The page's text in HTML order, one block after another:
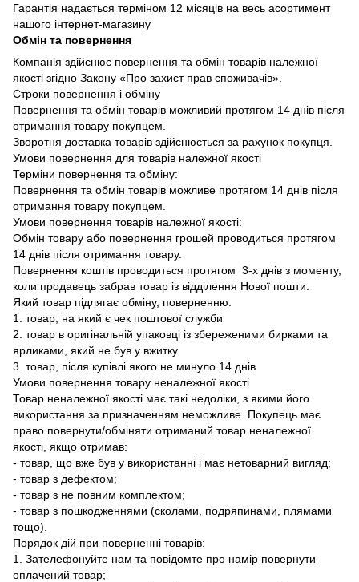
Гарантія надається терміном 12 місяців на весь асортимент
нашого інтернет-магазину
Обмін та повернення
Компанія здійснює повернення та обмін товарів належної
якості згідно Закону «Про захист прав споживачів».
Строки повернення і обміну
Повернення та обмін товарів можливий протягом 14 днів після
отримання товару покупцем.
Зворотня доставка товарів здійснюється за рахунок покупця.
Умови повернення для товарів належної якості
Терміни повернення та обміну:
Повернення та обмін товарів можливе протягом 14 днів після
отримання товару покупцем.
Умови повернення товарів належної якості:
Обмін товару або повернення грошей проводиться протягом
14 днів після отримання товару.
Повернення коштів проводиться протягом 3-х днів з моменту,
коли продавець забрав товар із відділення Нової пошти.
Який товар підлягає обміну, поверненню:
1. товар, на який є чек поштової служби
2. товар в оригінальній упаковці із збереженими бирками та
ярликами, який не був у вжитку
3. товар, після купівлі якого не минуло 14 днів
Умови повернення товару неналежної якості
Товар неналежної якості має такі недоліки, з якими його
використання за призначенням неможливе. Покупець має
право повернути/обміняти отриманий товар неналежної
якості, якщо отримав:
- товар, що вже був у використанні і має нетоварний вигляд;
- товар з дефектом;
- товар з не повним комплектом;
- товар з пошкодженнями (сколами, подряпинами, плямами
тощо).
Порядок дій при поверненні товарів:
1. Зателефонуйте нам та повідомте про намір повернути
оплачений товар;